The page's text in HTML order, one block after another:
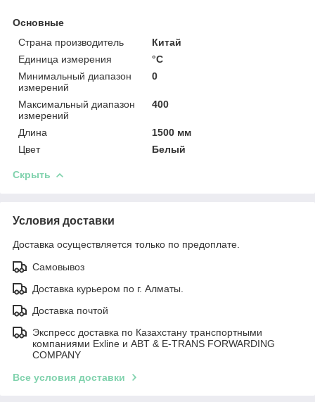
Основные
Страна производитель
Китай
Единица измерения
°С
Минимальный диапазон
измерений
0
Максимальный диапазон
измерений
400
Длина
1500 мм
Цвет
Белый
Скрыть
Условия доставки
Доставка осуществляется только по предоплате.
Самовывоз
Доставка курьером по г. Алматы.
Доставка почтой
Экспресс доставка по Казахстану транспортными
компаниями Exline и ABT & E-TRANS FORWARDING
COMPANY
Все условия доставки